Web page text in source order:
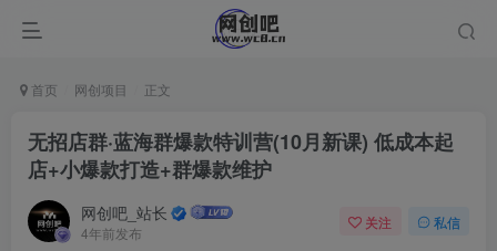
首页 网创项目 正文
无招店群·蓝海群爆款特训营(10月新课) 低成本起
店+小爆款打造+群爆款维护
网创吧_站长
4年前发布
关注 私信